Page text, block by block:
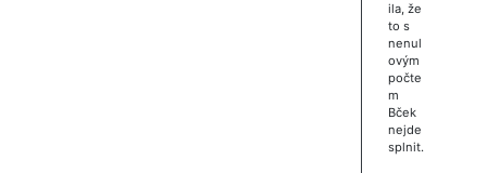
ila, že
to s
nenul
ovým
počte
m
Bček
nejde
splnit.